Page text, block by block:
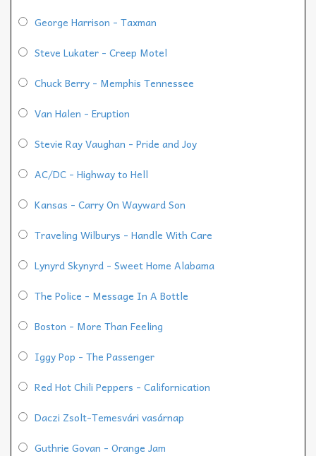
George Harrison - Taxman
Steve Lukater - Creep Motel
Chuck Berry - Memphis Tennessee
Van Halen - Eruption
Stevie Ray Vaughan - Pride and Joy
AC/DC - Highway to Hell
Kansas - Carry On Wayward Son
Traveling Wilburys - Handle With Care
Lynyrd Skynyrd - Sweet Home Alabama
The Police - Message In A Bottle
Boston - More Than Feeling
Iggy Pop - The Passenger
Red Hot Chili Peppers - Californication
Daczi Zsolt-Temesvári vasárnap
Guthrie Govan - Orange Jam